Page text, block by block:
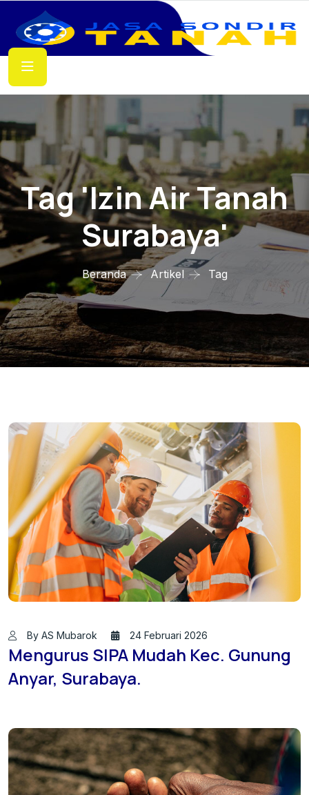
Tag 'izin Air Tanah
Surabaya'
Beranda Artikel Tag
By AS Mubarok 24 Februari 2026
Mengurus SIPA Mudah Kec. Gunung
Anyar, Surabaya.